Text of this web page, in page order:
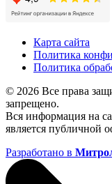
Карта сайта
Политика
Политика
© 2026 Все права
запрещено.
Вся информация на
является публичной
Разработано в